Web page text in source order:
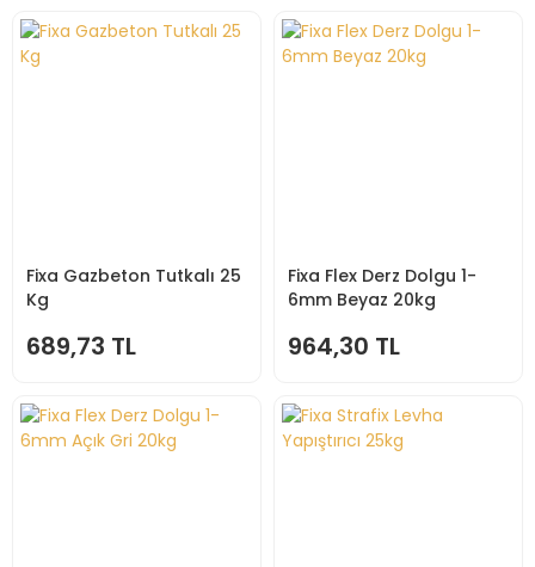
Fixa Gazbeton Tutkalı 25
Kg
689,73 TL
Fixa Flex Derz Dolgu 1-
6mm Beyaz 20kg
964,30 TL